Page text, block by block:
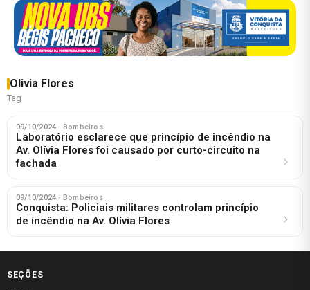
Olivia Flores
Tag
09/10/2024 · Bombeiros
Laboratório esclarece que princípio de incêndio na
Av. Olívia Flores foi causado por curto-circuito na
fachada
09/10/2024 · Bombeiros
Conquista: Policiais militares controlam princípio
de incêndio na Av. Olívia Flores
SEÇÕES